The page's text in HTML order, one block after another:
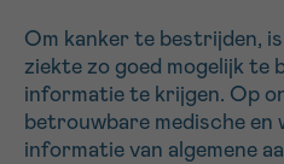
Om kanker te bestrijden,
ziekte zo goed mogelijk te
informatie te krijgen. Op
betrouwbare medische en
informatie van algemene
VOORNAAM
contactformulier
Ik wil graag
Meer weten over
TERUG
NAAM
9h-11h
11h-13h